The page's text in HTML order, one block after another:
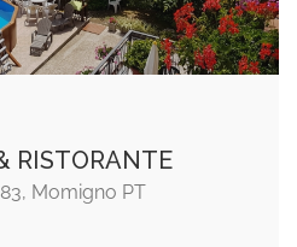
RISTORANTE
Momigno PT